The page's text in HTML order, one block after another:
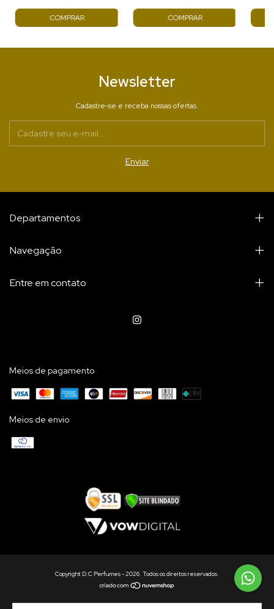
Newsletter
Cadastre-se e receba nossas ofertas.
Departamentos
Navegação
Entre em contato
Meios de pagamento
Meios de envio
Copyright D.C Perfumes - 2026. Todos os direitos reservados.